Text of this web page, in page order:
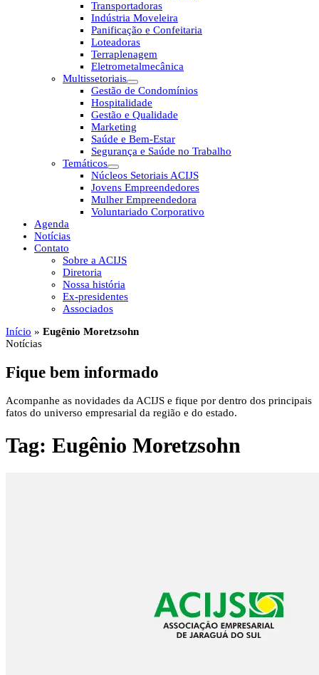
Transportadoras
Indústria Moveleira
Panificação e Confeitaria
Loteadoras
Terraplenagem
Eletrometalmecânica
Multissetoriais
Gestão de Condomínios
Hospitalidade
Gestão e Qualidade
Marketing
Saúde e Bem-Estar
Segurança e Saúde no Trabalho
Temáticos
Núcleos Setoriais ACIJS
Jovens Empreendedores
Mulher Empreendedora
Voluntariado Corporativo
Agenda
Notícias
Contato
Sobre a ACIJS
Diretoria
Nossa história
Ex-presidentes
Associados
Início » Eugênio Moretzsohn
Notícias
Fique bem informado
Acompanhe as novidades da ACIJS e fique por dentro dos principais
fatos do universo empresarial da região e do estado.
Tag: Eugênio Moretzsohn